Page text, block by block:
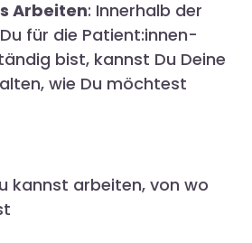
Arbeiten: Innerhalb der
für die Patient:innen-
bist, kannst Du Deine
wie Du möchtest
kannst arbeiten, von wo